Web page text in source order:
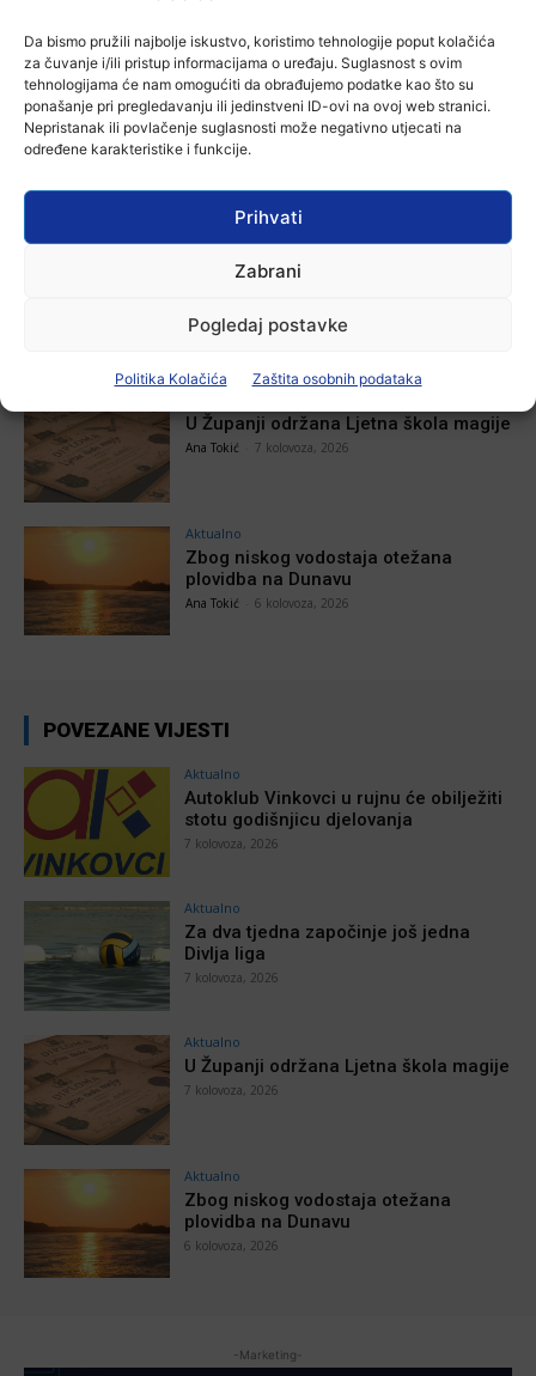
Da bismo pružili najbolje iskustvo, koristimo tehnologije poput kolačića
za čuvanje i/ili pristup informacijama o uređaju. Suglasnost s ovim
tehnologijama će nam omogućiti da obrađujemo podatke kao što su
ponašanje pri pregledavanju ili jedinstveni ID-ovi na ovoj web stranici.
Nepristanak ili povlačenje suglasnosti može negativno utjecati na
određene karakteristike i funkcije.
Prihvati
Zabrani
Pogledaj postavke
Politika Kolačića Zaštita osobnih podataka
NAJNOVIJE VIJESTI
Aktualno
Autoklub Vinkovci u rujnu će obilježiti
stotu godišnjicu djelovanja
7 kolovoza, 2026
Aktualno
Ana Tokić - 7 kolovoza, 2026
U Županji održana Ljetna škola magije
Ana Tokić 7 kolovoza, 2026
Aktualno
Zbog niskog vodostaja otežana
plovidba na Dunavu
Ana Tokić 6 kolovoza, 2026
POVEZANE VIJESTI
Aktualno
Autoklub Vinkovci u rujnu će obilježiti
stotu godišnjicu djelovanja
7 kolovoza, 2026
Aktualno
Za dva tjedna započinje još jedna
Divlja liga
7 kolovoza, 2026
Aktualno
U Županji održana Ljetna škola magije
7 kolovoza, 2026
Aktualno
Zbog niskog vodostaja otežana
plovidba na Dunavu
6 kolovoza, 2026
-Marketing-